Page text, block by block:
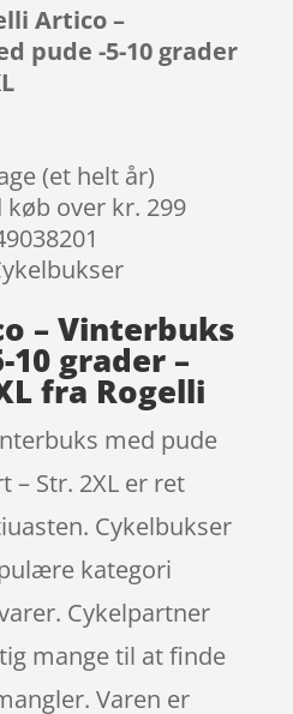
Artico –
pude -5-10 grader
(et helt år)
køb over kr. 299
– Vinterbuks
10 grader –
fra Rogelli
med pude
– Str. 2XL er ret
Cykelbukser
kategori
Cykelpartner
mange til at finde
Varen er